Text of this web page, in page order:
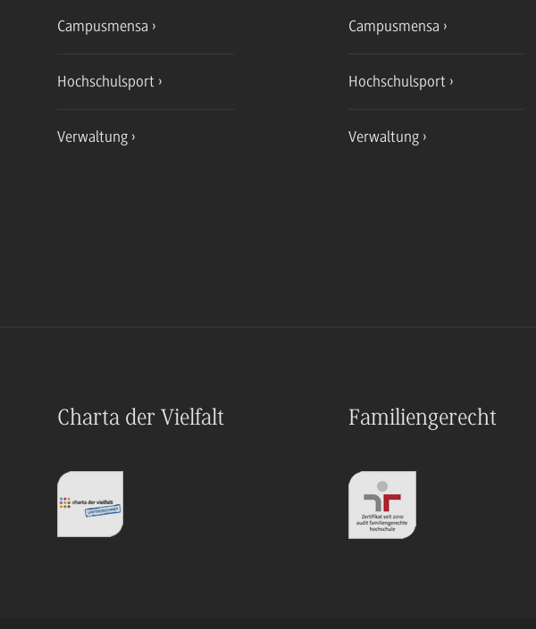
Campusmensa
Hochschulsport
Verwaltung
Campusmensa
Hochschulsport
Verwaltung
Charta der Vielfalt Familiengerecht